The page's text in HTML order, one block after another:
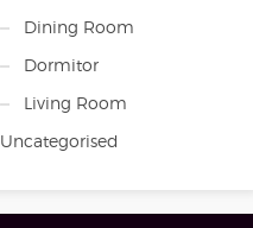
Dining Room
Dormitor
Living Room
Uncategorised